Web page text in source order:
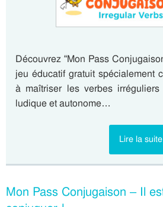
Découvrez “Mon Pass
jeu éducatif gratuit spécialement
à maîtriser les verbes
ludique et autonome…
Lire la suite
Mon Pass Conjugaison – Il